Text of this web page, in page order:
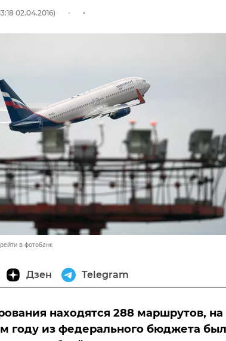
02.04.2016)
в фотобанк
Дзен Telegram
находятся 288 маршрутов, на
году из федерального бюджета